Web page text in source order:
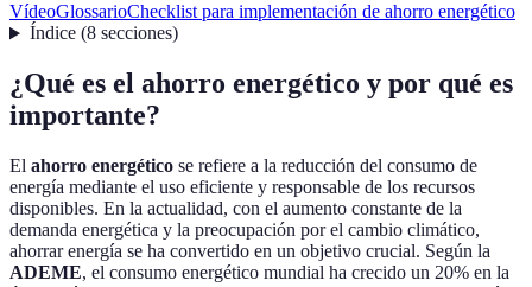
VídeoGlossarioChecklist para implementación de ahorro energético
Índice(8 secciones)
¿Qué es el ahorro energético y por qué es
importante?
El ahorro energético se refiere a la reducción del consumo de
energía mediante el uso eficiente y responsable de los recursos
disponibles. En la actualidad, con el aumento constante de la
demanda energética y la preocupación por el cambio climático,
ahorrar energía se ha convertido en un objetivo crucial. Según la
ADEME, el consumo energético mundial ha crecido un 20% en la